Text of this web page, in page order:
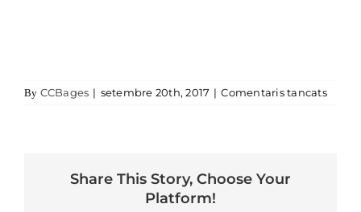
By CCBages | setembre 20th, 2017 | Comentaris tancatsa
Share This Story, Choose Your
Platform!